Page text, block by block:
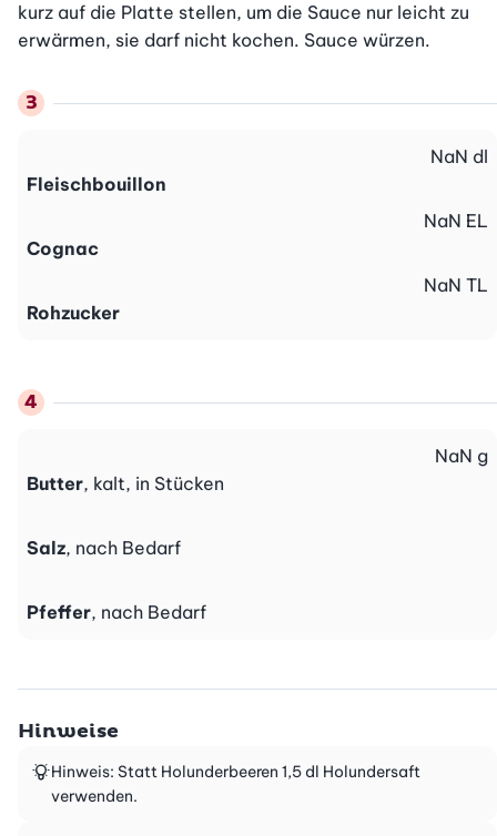
kurz auf die Platte stellen, um die Sauce nur leicht zu
erwärmen, sie darf nicht kochen. Sauce würzen.
Fleischbouillon
NaN dl
Cognac
NaN EL
Rohzucker
NaN TL
Butter, kalt, in Stücken
NaN g
Salz, nach Bedarf
Pfeffer, nach Bedarf
Hinweise
Hinweis: Statt Holunderbeeren 1,5 dl Holundersaft
verwenden.